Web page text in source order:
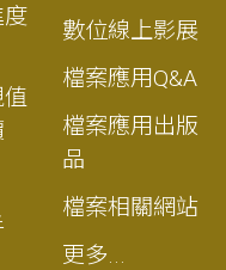
度
數位線上影展
檔案應用Q&A
檔案應用出版
品
檔案相關網站
更多...